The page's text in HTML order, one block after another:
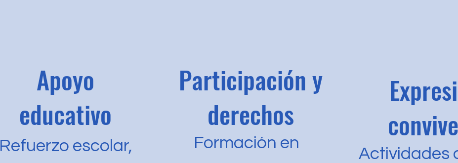
Apoyo
educativo
Refuerzo escolar,
Participación y
derechos
Formación en
Actividades